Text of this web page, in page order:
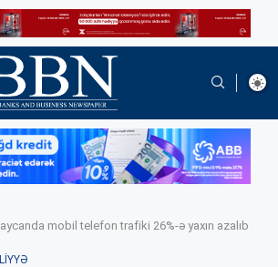
mobil telefon trafiki 26%-ə yaxın azalıb